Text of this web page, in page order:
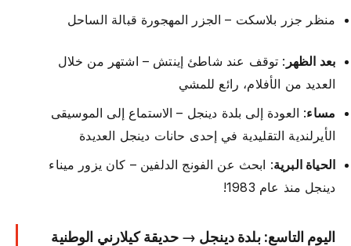
منظر جزر بلاسكت – الجزر المهجورة قبالة الساحل
بعد الظهر : توقف عند شاطئ إينتش – اشتهر من خلال
العديد من الأفلام، رائع للمشي
مساء: العودة إلى بلدة دينجل – الاستماع إلى الموسيقى
الأيرلندية التقليدية في إحدى حانات دينجل العديدة
الحياة البرية: ابحث عن الفونج الدلفين – كان يزور ميناء
دينجل منذ عام 1983!
اليوم التاسع: بلدة دينجل → حديقة كيلارني الوطنية